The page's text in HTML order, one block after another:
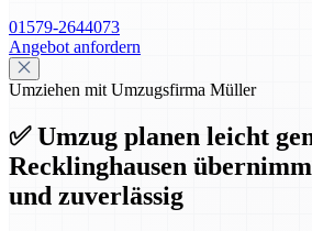
01579-2644073
Angebot anfordern
Umziehen mit Umzugsfirma Müller
✅ Umzug planen leicht
Recklinghausen
und zuverlässig